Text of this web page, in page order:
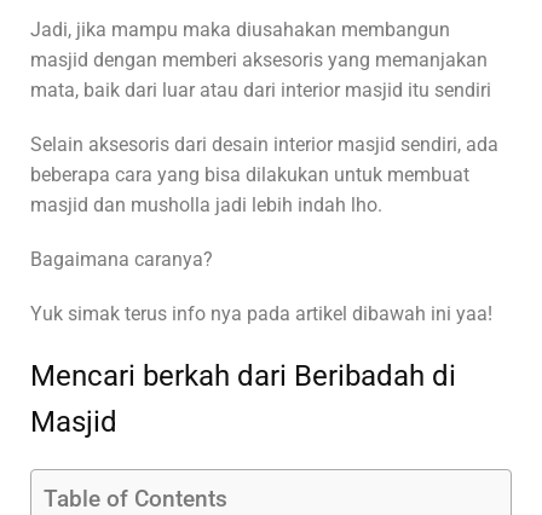
Jadi, jika mampu maka diusahakan membangun
masjid dengan memberi aksesoris yang memanjakan
mata, baik dari luar atau dari interior masjid itu sendiri
Selain aksesoris dari desain interior masjid sendiri, ada
beberapa cara yang bisa dilakukan untuk membuat
masjid dan musholla jadi lebih indah lho.
Bagaimana caranya?
Yuk simak terus info nya pada artikel dibawah ini yaa!
Mencari berkah dari Beribadah di
Masjid
Table of Contents